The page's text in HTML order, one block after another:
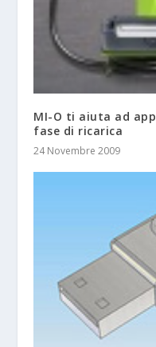
MI-O ti aiuta ad
fase di ricarica
24 Novembre 2009